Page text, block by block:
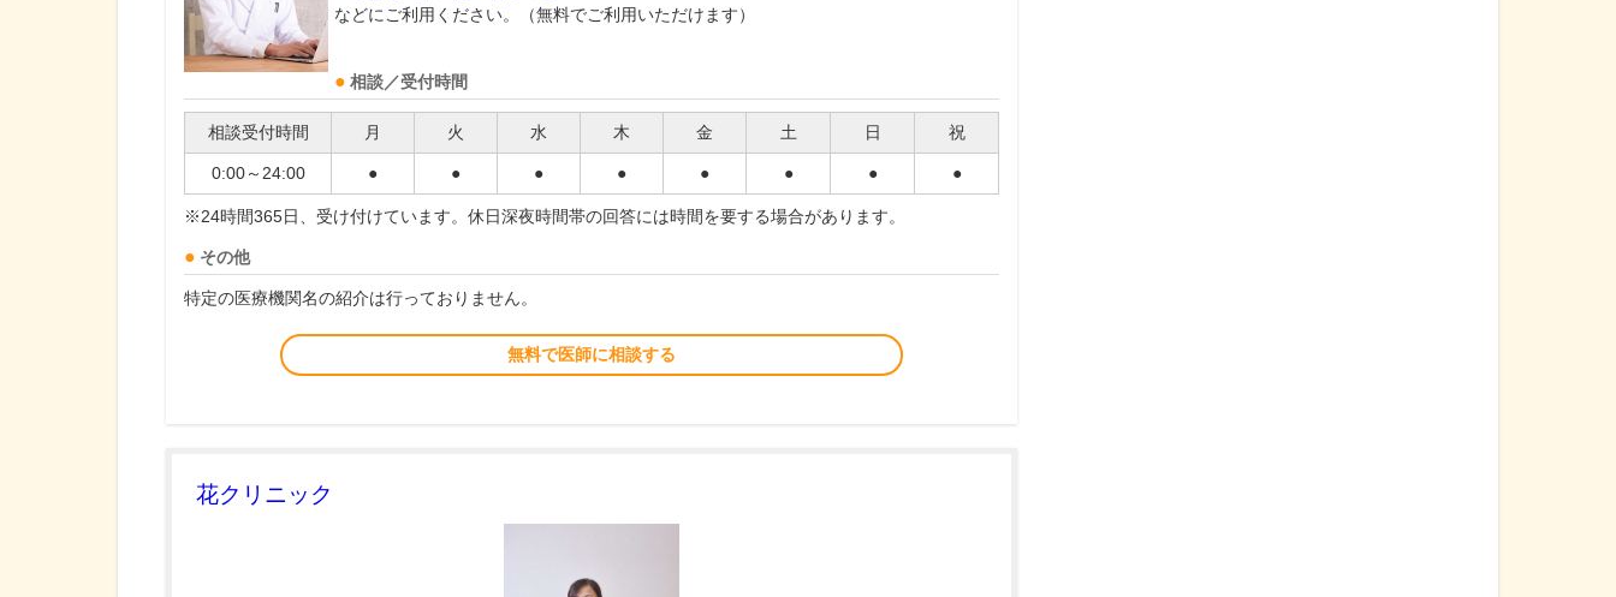
などにご利用ください。（無料でご利用いただけます）
相談／受付時間
相談受付時間 月 火 水 木 金 土 日 祝
0:00～24:00 ● ● ● ● ● ● ● ●
※24時間365日、受け付けています。休日深夜時間帯の回答には時間を要する場合があります。
その他
特定の医療機関名の紹介は行っておりません。
無料で医師に相談する
花クリニック